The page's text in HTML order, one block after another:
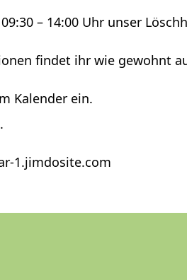
– 14:00 Uhr unser
findet ihr wie gewohnt
Kalender ein.
1.jimdosite.com